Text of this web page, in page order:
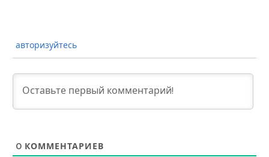
авторизуйтесь
0 КОММЕНТАРИЕВ